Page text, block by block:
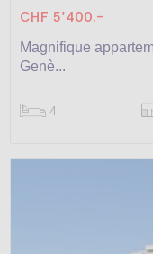
CHF 5'400.-
Magnifique
Genè...
4